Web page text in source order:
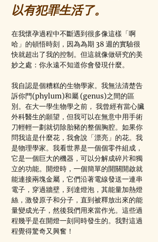
以有犯罪生活了。
在我懷孕過程中不斷遇到很多像這樣「啊
哈」的頓悟時刻，因為為期 38 週的實驗很
快就超出了我的控制。但這就像做研究的美
妙之處：你永遠不知道你會發現什麼。
我自認是個糟糕的生物學家。我無法清楚告
訴你門(phylum)和屬 (genus)之間的區
別。在大一學生物學之前， 我曾經有當心臟
外科醫生的願望，但我可以在無意中用手術
刀輕輕一劃就切除胎豬的整個胸腔。如果你
問我這是什麼花，我會說「漂亮」的花。我
是物理學家。我看世界是一個個零件組成，
它是一個巨大的機器，可以分解成碎片和獨
立的功能。開燈時，一個簡單的開關開啟就
能連接兩塊金屬，它們沿著電線發送一連串
電子，穿過牆壁，到達燈泡，其能量加熱燈
絲，激發原子和分子，直到被釋放出來的能
量變成光子，然後我們用來當作光。這些過
程幾乎是在開燈一刻同時發生的。我對這過
程覺得驚奇又興奮！